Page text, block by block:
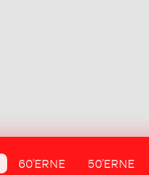
60'ERNE 50'ERNE